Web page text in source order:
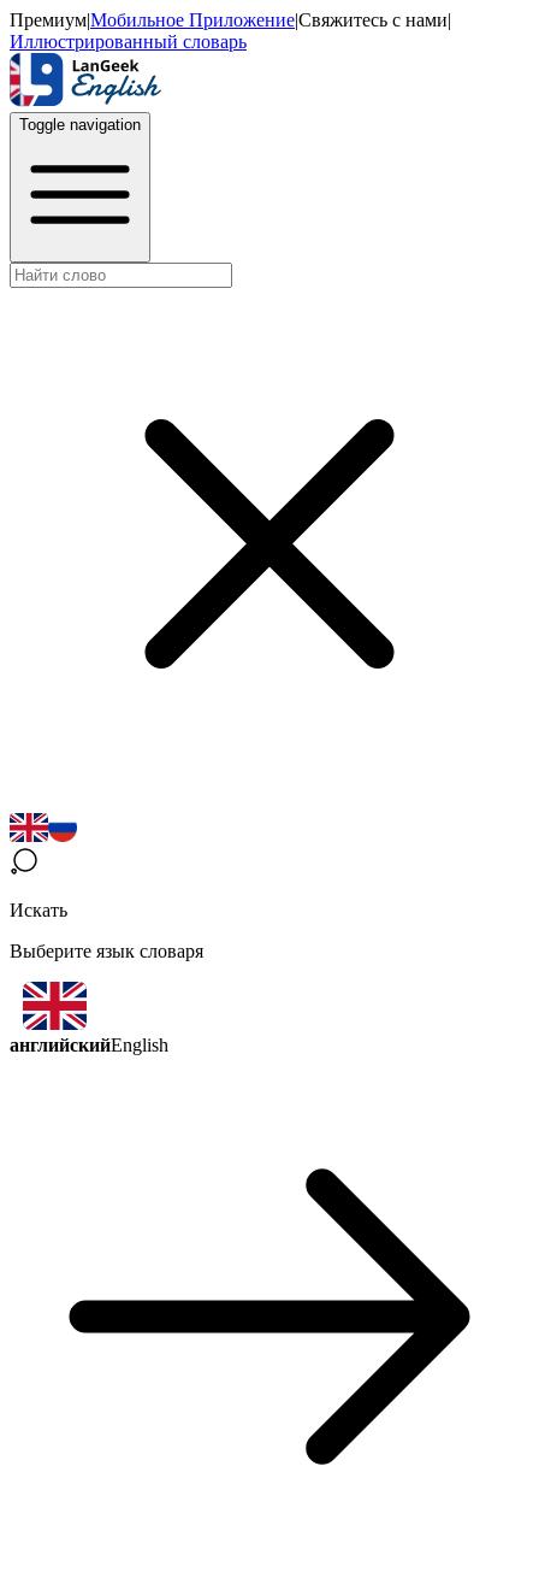
Премиум|Мобильное Приложение|Свяжитесь с нами|
Иллюстрированный словарь
Toggle navigation
Искать
Выберите язык словаря
английскийEnglish